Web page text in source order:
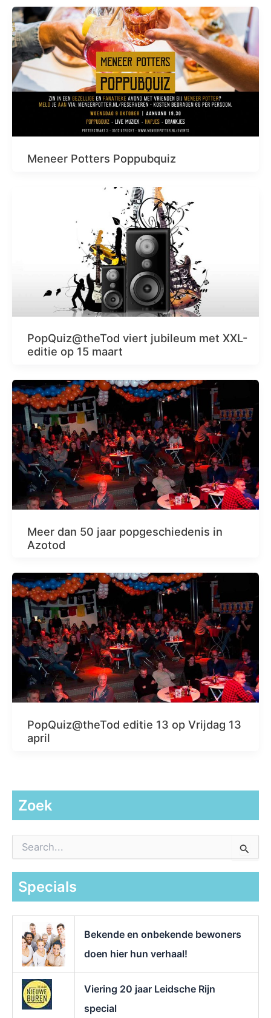
Meneer Potters Poppubquiz
PopQuiz@theTod viert jubileum met XXL-
editie op 15 maart
Meer dan 50 jaar popgeschiedenis in
Azotod
PopQuiz@theTod editie 13 op Vrijdag 13
april
Zoek
a
Specials
Bekende en onbekende bewoners
doen hier hun verhaal!
Viering 20 jaar Leidsche Rijn
special